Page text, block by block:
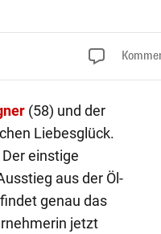
(58) und der
Liebesglück.
einstige
aus der Öl-
genau das
jetzt